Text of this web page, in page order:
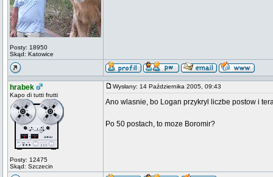
Posty: 18950
Skąd: Katowice
hrabek
Kapo di tutti frutti
Posty: 12475
Skąd: Szczecin
Wysłany: 14 Października 2005, 09:43
Ano wlasnie, bo Logan przykryl liczbe postow i
Po 50 postach, to moze Boromir?